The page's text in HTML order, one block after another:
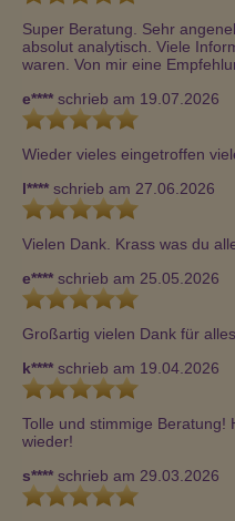
Super Beratung. Sehr
absolut analytisch. Viele
waren. Von mir eine
e**** schrieb am 19.07.2026
Wieder vieles eingetroffen
l**** schrieb am 27.06.2026
Vielen Dank. Krass was du
e**** schrieb am 25.05.2026
Großartig vielen Dank für
k**** schrieb am 19.04.2026
Tolle und stimmige Beratung!
wieder!
s**** schrieb am 29.03.2026